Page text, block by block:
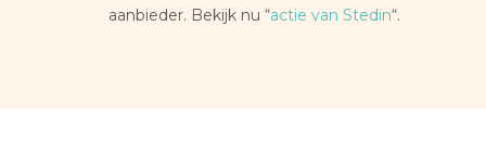
aanbieder. Bekijk nu “actie van Stedin“.